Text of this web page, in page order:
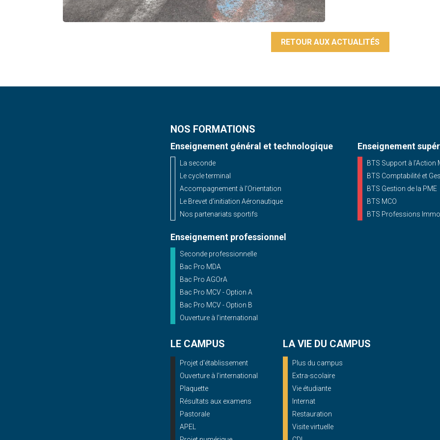
RETOUR AUX ACTUALITÉS
NOS FORMATIONS
Enseignement général et technologique
La seconde
Le cycle terminal
Accompagnement à l'Orientation
Le Brevet d'initiation Aéronautique
Nos partenariats sportifs
Enseignement professionnel
Seconde professionnelle
Bac Pro MDA
Bac Pro AGOrA
Bac Pro MCV - Option A
Bac Pro MCV - Option B
Ouverture à l'international
Enseignement
BTS Support à l’Action
BTS Comptabilité et
BTS Gestion de la PME
BTS MCO
BTS Professions
LE CAMPUS
Projet d'établissement
Ouverture à l'international
Plaquette
Résultats aux examens
Pastorale
APEL
LA VIE DU CAMPUS
Plus du campus
Extra-scolaire
Vie étudiante
Internat
Restauration
Visite virtuelle